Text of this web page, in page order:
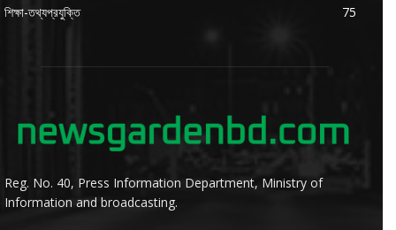
শিক্ষা-তথ্যপ্রযুক্তি
75
Reg. No. 40, Press Information Department, Ministry of
Information and broadcasting.